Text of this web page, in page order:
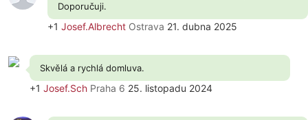
Doporučuji.
+1 Josef.Albrecht Ostrava 21. dubna 2025
Skvělá a rychlá domluva.
+1 Josef.Sch Praha 6 25. listopadu 2024